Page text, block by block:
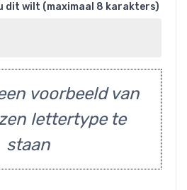
dit wilt (maximaal 8 karakters)
voorbeeld van
lettertype te
staan